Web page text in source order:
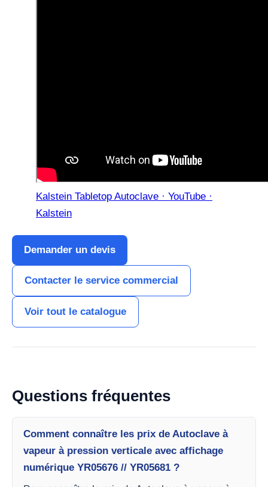
Kalstein Tabletop Autoclave · YouTube ·
Kalstein
Demander un devis
Contacter le service commercial
Voir tout le catalogue
Questions fréquentes
Comment connaître les prix de Autoclave à
vapeur à pression verticale avec affichage
numérique YR05676 // YR05681 ?